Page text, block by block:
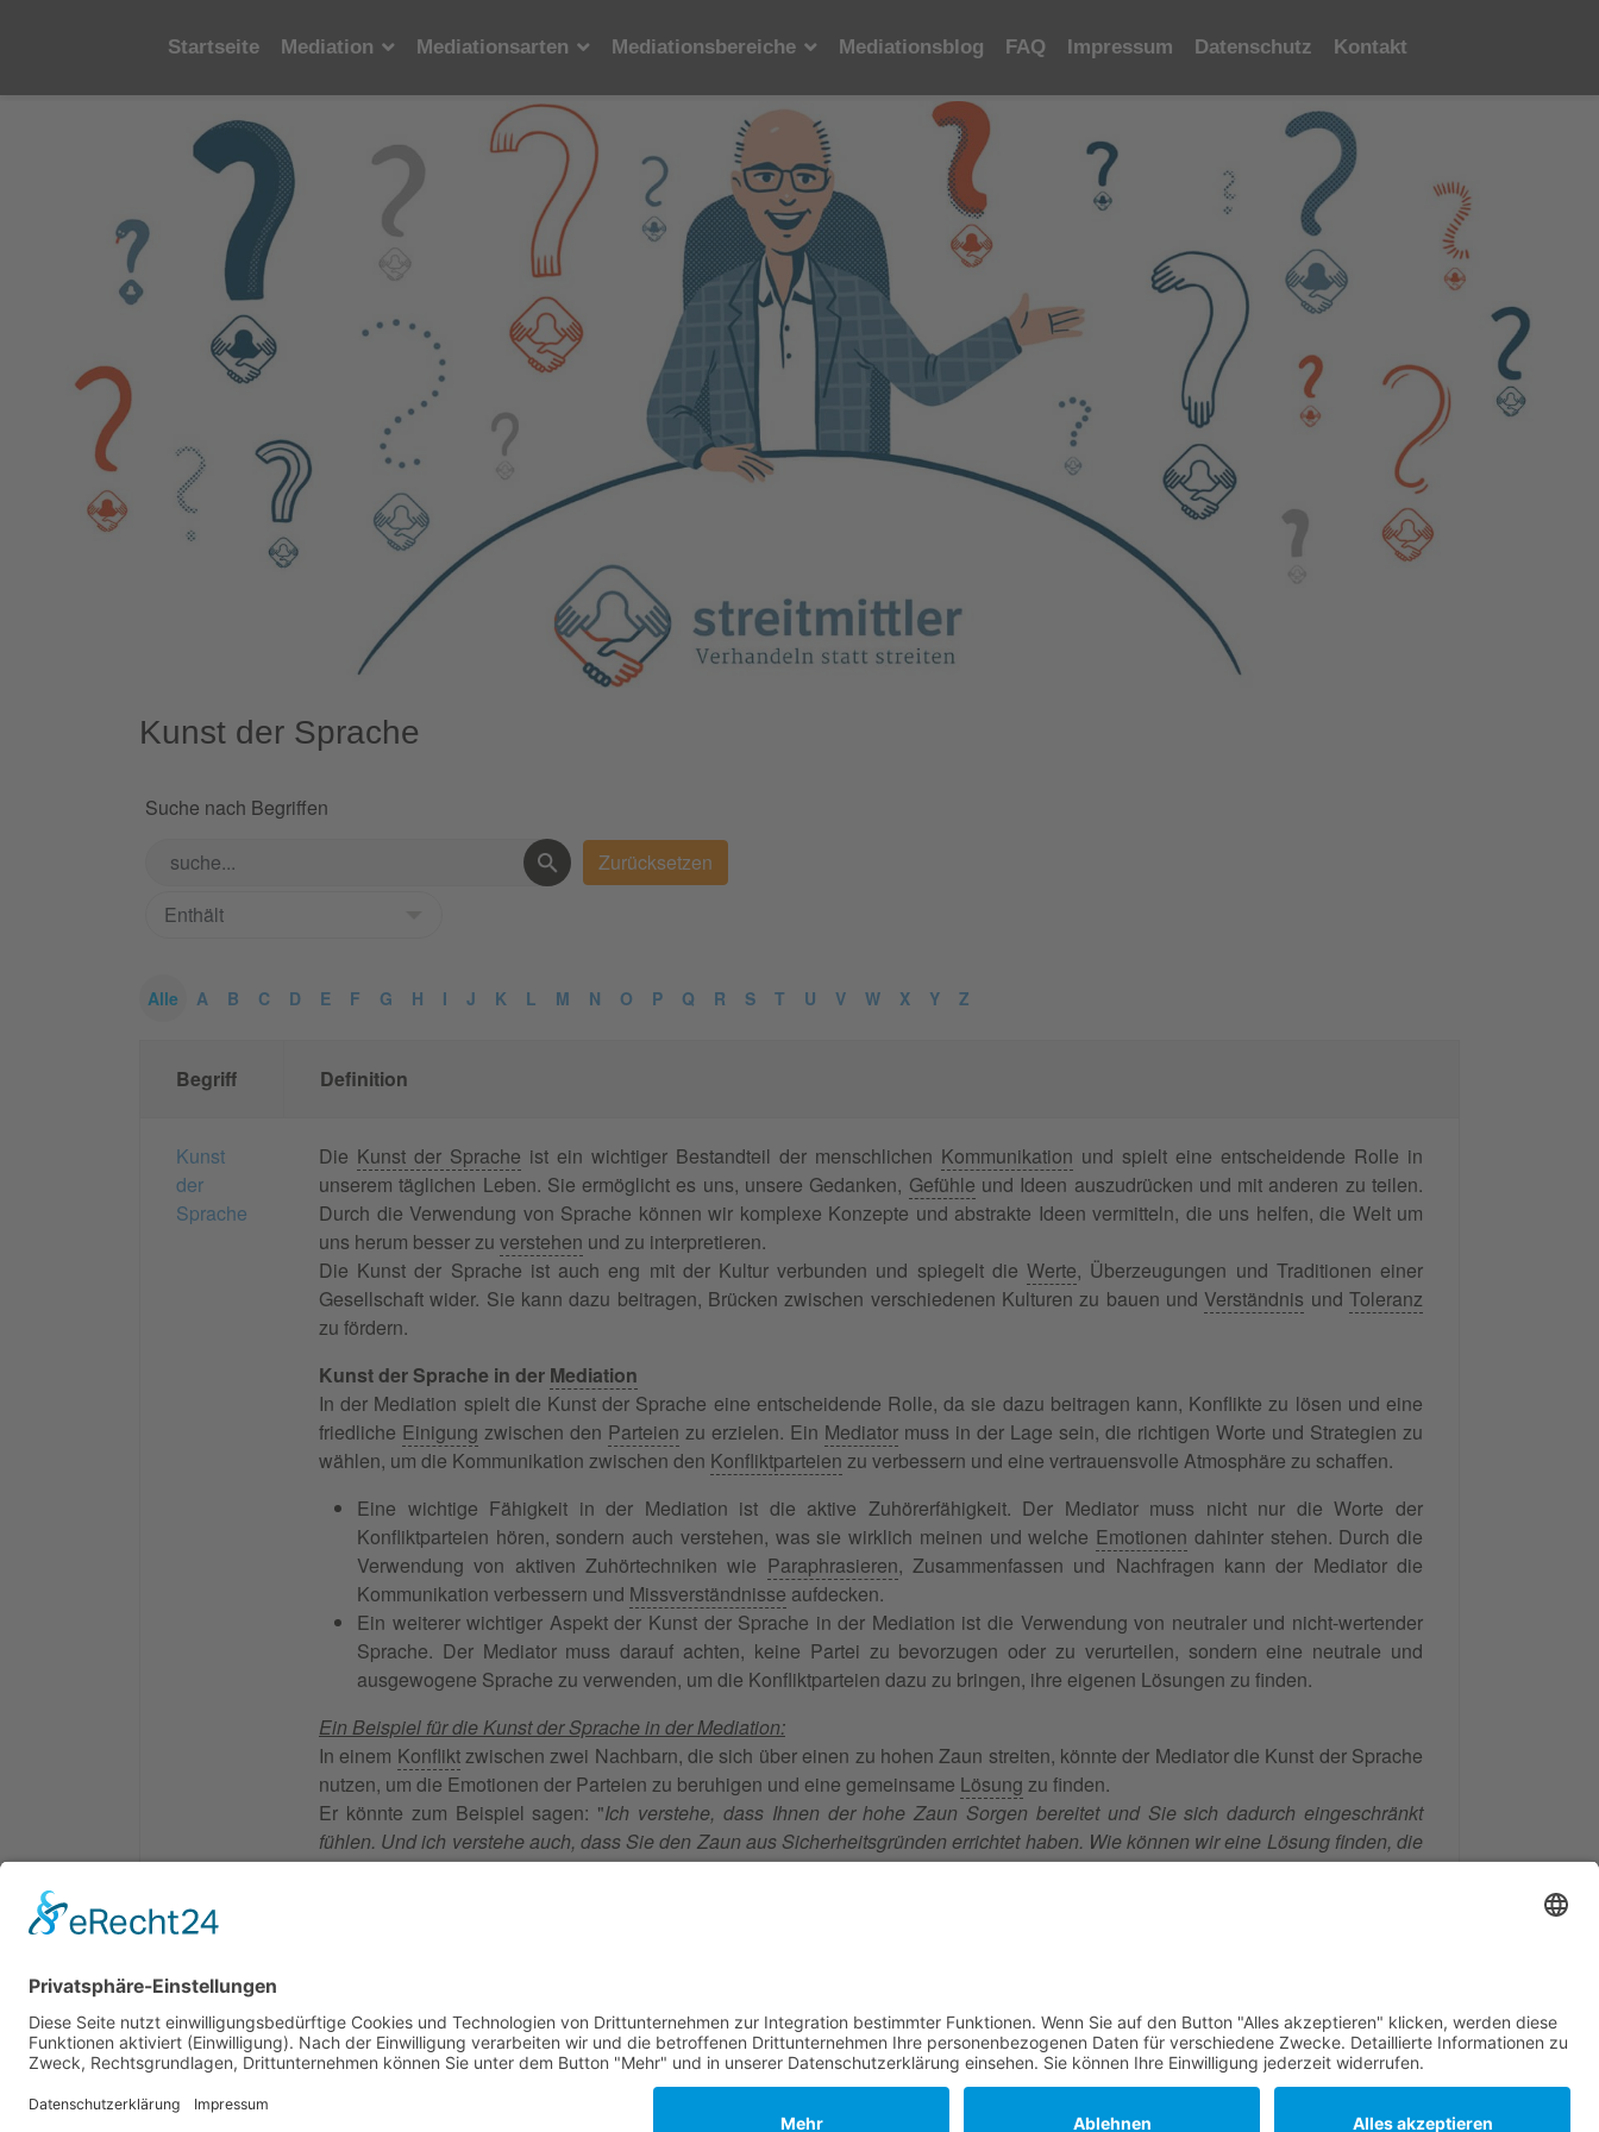
Startseite Mediation Mediationsarten Mediationsbereiche Mediationsblog FAQ Impressum Datenschutz Kontakt
Kunst der Sprache
Suche nach Begriffen
Alle A B C D E F G H I J K L M N O P Q R S T U V W X Y Z
Begriff Definition
Kunst
der
Sprache
Die Kunst der Sprache ist ein wichtiger Bestandteil der menschlichen Kommunikation und spielt eine entscheidende Rolle in
unserem täglichen Leben. Sie ermöglicht es uns, unsere Gedanken, Gefühle und Ideen auszudrücken und mit anderen zu teilen.
Durch die Verwendung von Sprache können wir komplexe Konzepte und abstrakte Ideen vermitteln, die uns helfen, die Welt um
uns herum besser zu verstehen und zu interpretieren.
Die Kunst der Sprache ist auch eng mit der Kultur verbunden und spiegelt dieWerte, Überzeugungen und Traditionen einer
Gesellschaft wider. Sie kann dazu beitragen, Brücken zwischen verschiedenen Kulturen zu bauen und Verständnis undToleranz
zu fördern.
Kunst der Sprache in der Mediation
In der Mediation spielt die Kunst der Sprache eine entscheidende Rolle, da sie dazu beitragen kann, Konflikte zu lösen und eine
friedliche Einigung zwischen den Parteien zu erzielen. Ein Mediator muss in der Lage sein, die richtigen Worte und Strategien zu
wählen, um die Kommunikation zwischen den Konfliktparteien zu verbessern und eine vertrauensvolle Atmosphäre zu schaffen.
Eine wichtige Fähigkeit in der Mediation ist die aktive Zuhörerfähigkeit. Der Mediator muss nicht nur die Worte der
Konfliktparteien hören, sondern auch verstehen, was sie wirklich meinen und welche Emotionen dahinter stehen. Durch die
Verwendung von aktiven Zuhörtechniken wie Paraphrasieren, Zusammenfassen und Nachfragen kann der Mediator die
Kommunikation verbessern und Missverständnisse aufdecken.
Ein weiterer wichtiger Aspekt der Kunst der Sprache in der Mediation ist die Verwendung von neutraler und nicht-wertender
Sprache. Der Mediator muss darauf achten, keine Partei zu bevorzugen oder zu verurteilen, sondern eine neutrale und
ausgewogene Sprache zu verwenden, um die Konfliktparteien dazu zu bringen, ihre eigenen Lösungen zu finden.
Ein Beispiel für die Kunst der Sprache in der Mediation:
In einem Konfliktzwischen zwei Nachbarn, die sich über einen zu hohen Zaun streiten, könnte der Mediator die Kunst der Sprache
nutzen, um die Emotionen der Parteien zu beruhigen und eine gemeinsame Lösung zu finden.
Er könnte zum Beispiel sagen: "Ich verstehe, dass Ihnen der hohe Zaun Sorgen bereitet und Sie sich dadurch eingeschränkt
fühlen. Und ich verstehe auch, dass Sie den Zaun aus Sicherheitsgründen errichtet haben. Wie können wir eine Lösung finden, die
sowohl Ihre Sicherheitsbedenken berücksichtigt als auch die Bedürfnisse Ihres Nachbarn respektiert?"
© 2026 Frank Hartung Ihr Mediator bei Konflikten in Familie, Erbschaft, Beruf, Wirtschaft und Schule
🏠 06844 Dessau-Roßlau Albrechtstraße 116 ☎ 0340 530 952 03
Frank Hartung - Familien- und
263Bewertungen auf
ProvenExpert.com